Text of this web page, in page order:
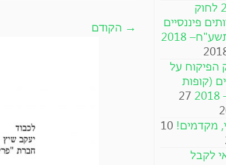
יישום תיקון 21 לחוק
פיננסיים
2018
לחוק הפיקוח על
(קופות
27
מקדמים! 10
לקבל
→ הקודם